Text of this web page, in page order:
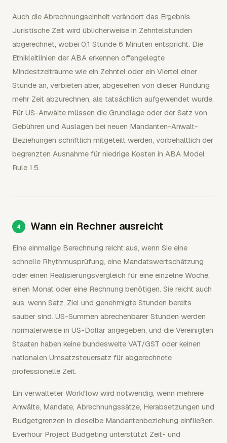
Auch die Abrechnungseinheit verändert das Ergebnis.
Juristische Zeit wird üblicherweise in Zehntelstunden
abgerechnet, wobei 0,1 Stunde 6 Minuten entspricht. Die
Ethikleitlinien der ABA erkennen offengelegte
Mindestzeiträume wie ein Zehntel oder ein Viertel einer
Stunde an, verbieten aber, abgesehen von dieser Rundung
mehr Zeit abzurechnen, als tatsächlich aufgewendet wurde.
Für US-Anwälte müssen die Grundlage oder der Satz von
Gebühren und Auslagen bei neuen Mandanten-Anwalt-
Beziehungen schriftlich mitgeteilt werden, vorbehaltlich der
begrenzten Ausnahme für niedrige Kosten in ABA Model
Rule 1.5.
Wann ein Rechner ausreicht
Eine einmalige Berechnung reicht aus, wenn Sie eine
schnelle Rhythmusprüfung, eine Mandatswertschätzung
oder einen Realisierungsvergleich für eine einzelne Woche,
einen Monat oder eine Rechnung benötigen. Sie reicht auch
aus, wenn Satz, Ziel und genehmigte Stunden bereits
sauber sind. US-Summen abrechenbarer Stunden werden
normalerweise in US-Dollar angegeben, und die Vereinigten
Staaten haben keine bundesweite VAT/GST oder keinen
nationalen Umsatzsteuersatz für abgerechnete
professionelle Zeit.
Ein verwalteter Workflow wird notwendig, wenn mehrere
Anwälte, Mandate, Abrechnungssätze, Herabsetzungen und
Budgetgrenzen in dieselbe Mandantenbeziehung einfließen.
Everhour Project Budgeting unterstützt Zeit- und